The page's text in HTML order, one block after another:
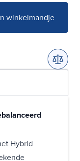
winkelmandje
Hybrid